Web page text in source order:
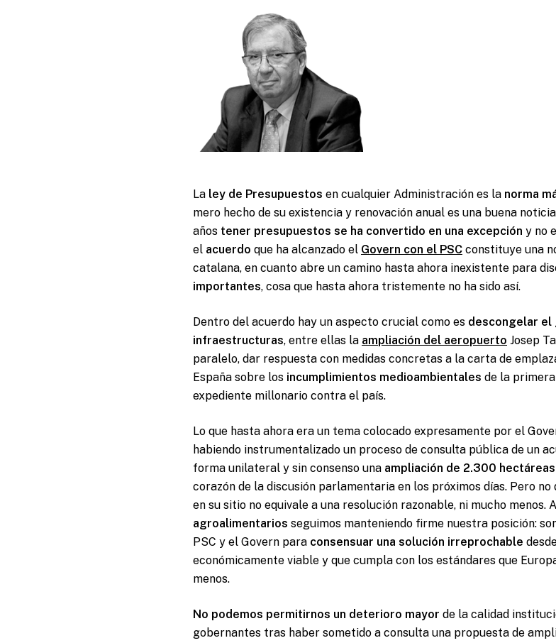
La ley de Presupuestos en cualquier Administración es la norma
mero hecho de su existencia y renovación anual es una buena
años tener presupuestos se ha convertido en una excepción y no
el acuerdo que ha alcanzado el Govern con el PSC constituye una
catalana, en cuanto abre un camino hasta ahora inexistente para
importantes, cosa que hasta ahora tristemente no ha sido así.
Dentro del acuerdo hay un aspecto crucial como es descongelar el
infraestructuras, entre ellas la ampliación del aeropuerto Josep
paralelo, dar respuesta con medidas concretas a la carta de
España sobre los incumplimientos medioambientales de la
expediente millonario contra el país.
Lo que hasta ahora era un tema colocado expresamente por el
habiendo instrumentalizado un proceso de consulta pública de un
forma unilateral y sin consenso una ampliación de 2.300
corazón de la discusión parlamentaria en los próximos días. Pero
en su sitio no equivale a una resolución razonable, ni mucho menos.
agroalimentarios seguimos manteniendo firme nuestra posición:
PSC y el Govern para consensuar una solución irreprochable
económicamente viable y que cumpla con los estándares que
menos.
No podemos permitirnos un deterioro mayor de la calidad
gobernantes tras haber sometido a consulta una propuesta de